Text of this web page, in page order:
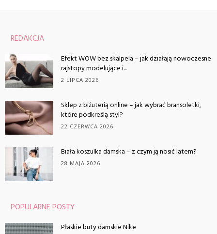
REDAKCJA
Efekt WOW bez skalpela – jak działają nowoczesne
rajstopy modelujące i...
2 LIPCA 2026
Sklep z biżuterią online – jak wybrać bransoletki,
które podkreślą styl?
22 CZERWCA 2026
Biała koszulka damska – z czym ją nosić latem?
28 MAJA 2026
POPULARNE POSTY
Płaskie buty damskie Nike